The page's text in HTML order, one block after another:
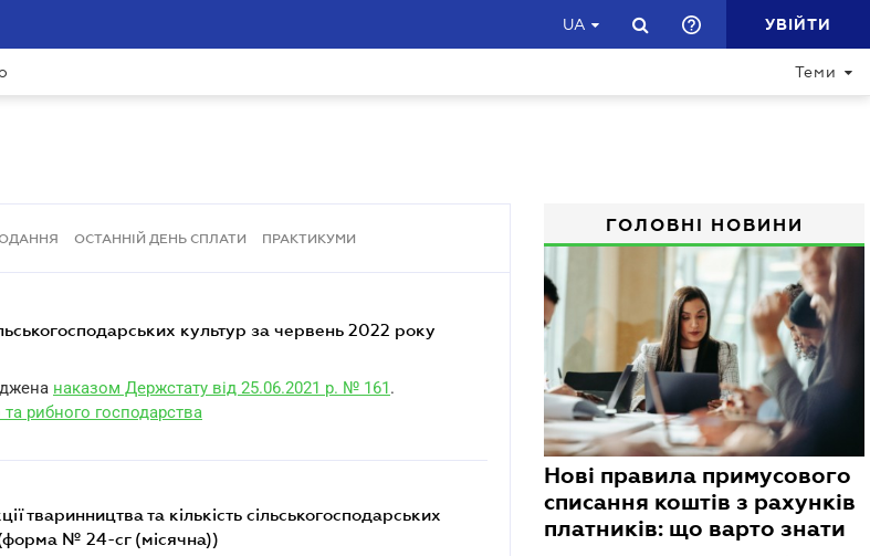
UA УВІЙТИ
Теми
ОСТАННІЙ ДЕНЬ СПЛАТИ ПРАКТИКУМИ
наказом Держстату від 25.06.2021 р. № 161.
та рибного господарства
№ 24-сг (місячна))
ГОЛОВНІ НОВИНИ
Нові правила примусового
списання коштів з рахунків
платників: що варто знати